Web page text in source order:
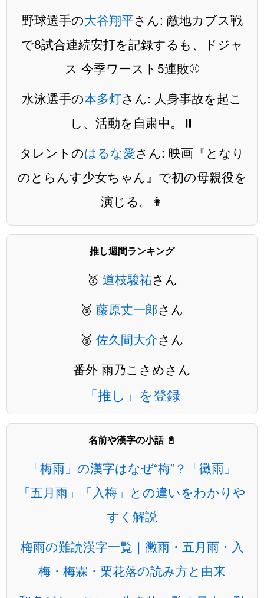
野球選手の大谷翔平さん: 敵地カブス戦
で8試合連続安打を記録するも、ドジャ
ス 今季ワースト5連敗⚾️
水泳選手の本多灯さん: 人身事故を起こ
し、活動を自粛中。⏸️
タレントのはるな愛さん: 映画『となり
のとらんす少女ちゃん』で初の母親役を
演じる。👩
推し週間ランキング
🥇 道枝駿祐さん
🥈 藤原丈一郎さん
🥉 佐久間大介さん
番外 雨乃こさめさん
「推し」を登録
名前や漢字の小話 📓
「梅雨」の漢字はなぜ“梅”？「黴雨」
「五月雨」「入梅」との違いをわかりや
すく解説
梅雨の難読漢字一覧｜黴雨・五月雨・入
梅・梅霖・栗花落の読み方と由来